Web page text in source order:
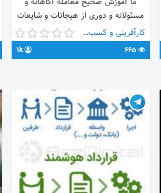
مسئولانه و دوری از هیجانات و شایعات
است. مسئولیت معاملات به عهده شخص
معامله کننده می‌باشد.
کارآفرینی و کسب و کار
665
1k